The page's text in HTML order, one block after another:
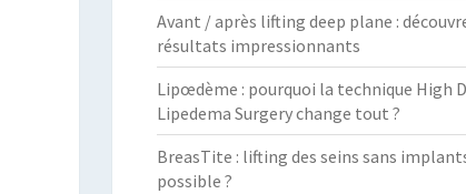
Avant / après lifting deep plane :
résultats impressionnants
Lipœdème : pourquoi la technique High
Lipedema Surgery change tout ?
BreasTite : lifting des seins sans
possible ?